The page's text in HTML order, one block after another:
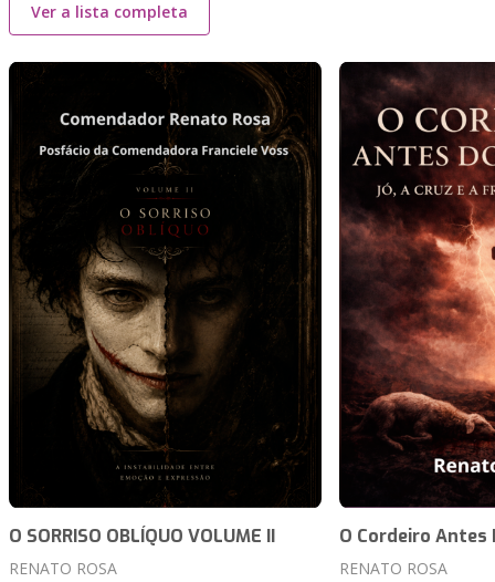
Ver a lista completa
O SORRISO OBLÍQUO VOLUME II
RENATO ROSA
O Cordeiro Antes
RENATO ROSA